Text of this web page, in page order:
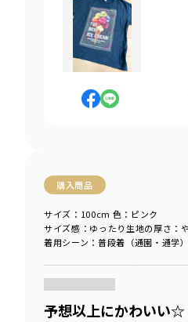
購入商品
サイズ感 ：ゆったり生地の厚さ ：
着用シーン ：普段着（通園・通学）
サイズ：100cm 色：ピンク
予想以上にかわいい☆